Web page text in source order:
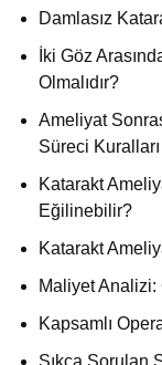
Damlasız
İki Göz
Olmalıdır?
Ameliyat
Süreci Kuralları
Katarakt
Eğilinebilir?
Katarakt
Maliyet Analizi:
Kapsamlı
Sıkça Sorulan